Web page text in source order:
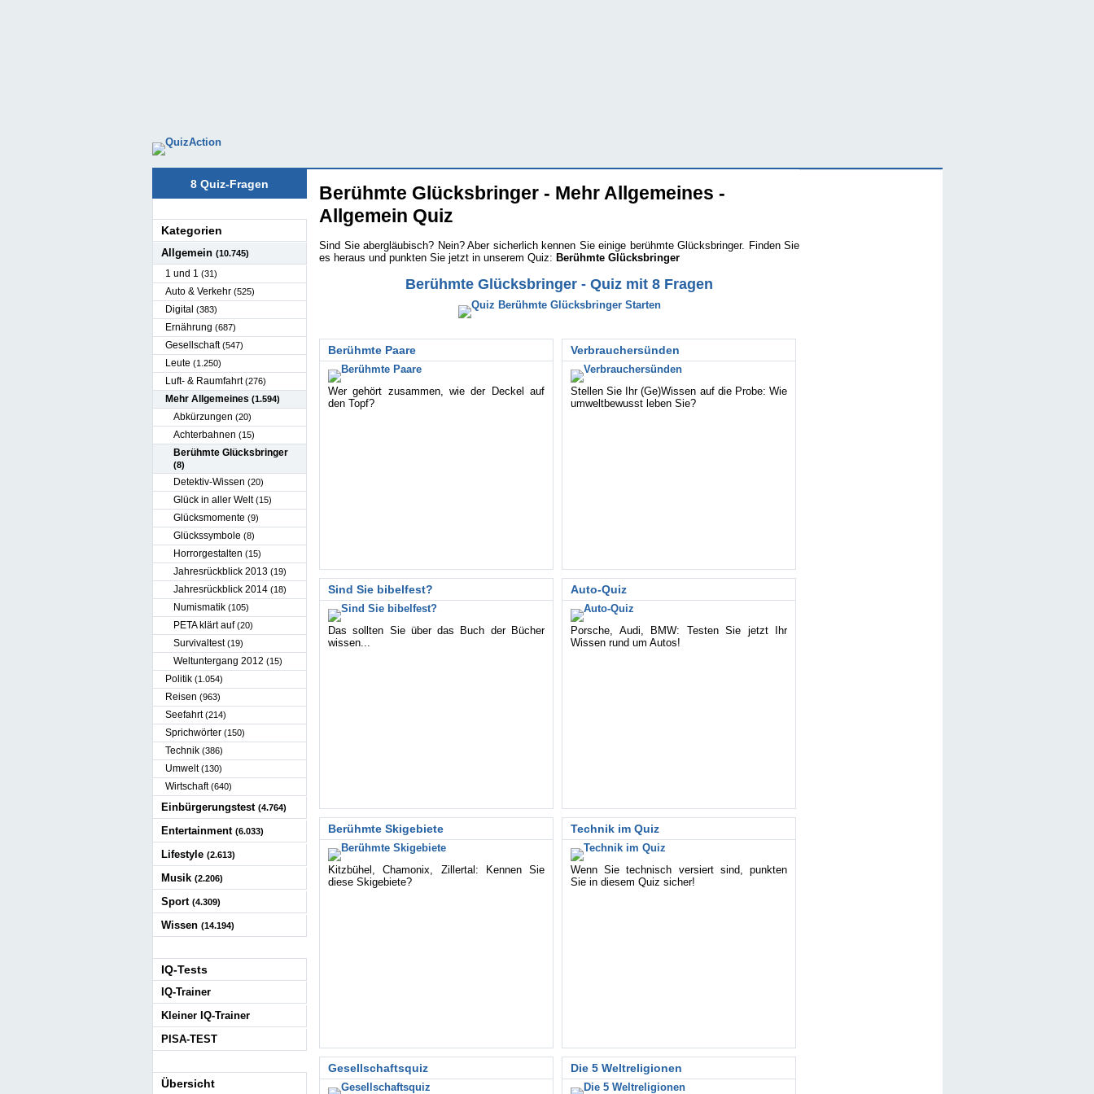
Berühmte Glücksbringer - Mehr Allgemeines -
Allgemein Quiz
Sind Sie abergläubisch? Nein? Aber sicherlich kennen Sie einige berühmte Glücksbringer. Finden Sie
es heraus und punkten Sie jetzt in unserem Quiz: Berühmte Glücksbringer
Berühmte Glücksbringer - Quiz mit 8 Fragen
Berühmte Paare
Wer gehört zusammen, wie der Deckel auf
den Topf?
Verbrauchersünden
Stellen Sie Ihr (Ge)Wissen auf die Probe: Wie
umweltbewusst leben Sie?
Sind Sie bibelfest?
Das sollten Sie über das Buch der Bücher
wissen...
Auto-Quiz
Porsche, Audi, BMW: Testen Sie jetzt Ihr
Wissen rund um Autos!
Berühmte Skigebiete
Kitzbühel, Chamonix, Zillertal: Kennen Sie
diese Skigebiete?
Technik im Quiz
Wenn Sie technisch versiert sind, punkten
Sie in diesem Quiz sicher!
Gesellschaftsquiz Die 5 Weltreligionen
8 Quiz-Fragen
Kategorien
Allgemein (10.745)
1 und 1 (31)
Auto & Verkehr (525)
Digital (383)
Ernährung (687)
Gesellschaft(547)
Leute (1.250)
Luft- & Raumfahrt(276)
Mehr Allgemeines (1.594)
Abkürzungen (20)
Achterbahnen (15)
Berühmte Glücksbringer
(8)
Detektiv-Wissen (20)
Glück in aller Welt(15)
Glücksmomente (9)
Glückssymbole (8)
Horrorgestalten (15)
Jahresrückblick 2013 (19)
Jahresrückblick 2014 (18)
Numismatik (105)
PETA klärt auf(20)
Survivaltest(19)
Weltuntergang 2012 (15)
Politik (1.054)
Reisen (963)
Seefahrt(214)
Sprichwörter (150)
Technik (386)
Umwelt(130)
Wirtschaft(640)
Einbürgerungstest (4.764)
Entertainment (6.033)
Lifestyle (2.613)
Musik (2.206)
Sport (4.309)
Wissen (14.194)
IQ-Tests
IQ-Trainer
Kleiner IQ-Trainer
PISA-TEST
Übersicht